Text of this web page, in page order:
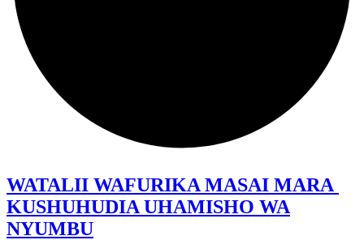
WATALII WAFURIKA MASAI MARA
KUSHUHUDIA UHAMISHO WA
NYUMBU